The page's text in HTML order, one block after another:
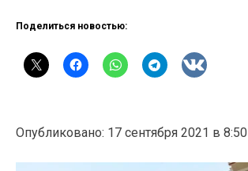
Поделиться новостью:
Опубликовано: 17 сентября 2021 в 8:50